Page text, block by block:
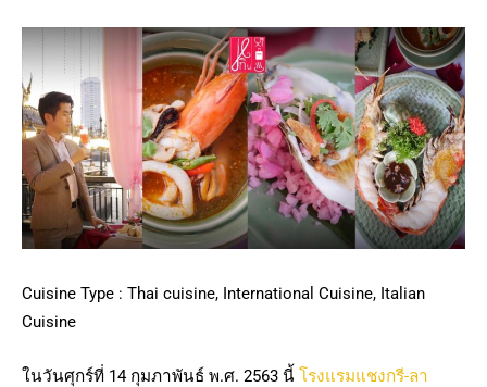
Cuisine Type : Thai cuisine, International Cuisine, Italian
Cuisine
ในวันศุกร์ที่ 14 กุมภาพันธ์ พ.ศ. 2563 นี้ โรงแรมแชงกรี-ลา